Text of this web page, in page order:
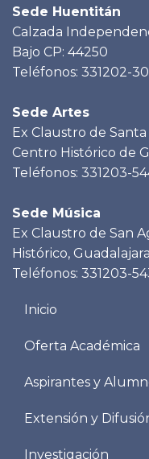
Sede Huentitán
Calzada
Bajo CP: 44250
Teléfonos: 331202-
Sede Artes
Ex Claustro de
Centro Histórico de
Teléfonos: 331203-
Sede Música
Ex Claustro de San
Histórico,
Teléfonos: 331203-
Menu
Inicio
Oferta Académica
Aspirantes y
Extensión y
Investigación